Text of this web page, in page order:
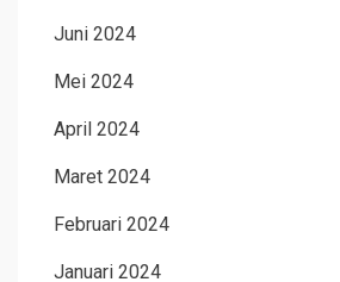
Juni 2024
Mei 2024
April 2024
Maret 2024
Februari 2024
Januari 2024